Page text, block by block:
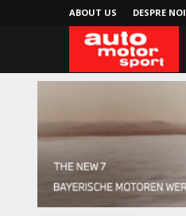
ABOUT US DESPRE NOI